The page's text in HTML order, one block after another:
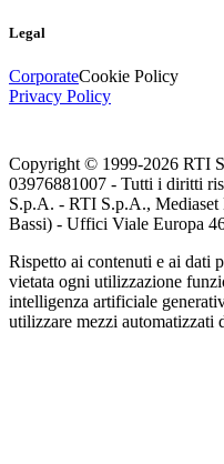
Legal
CorporateCookie Policy
Privacy Policy
Copyright © 1999-2026 RTI
03976881007 - Tutti i diritti
S.p.A. - RTI S.p.A., Mediaset
Bassi) - Uffici Viale Europa
Rispetto ai contenuti e ai dati
vietata ogni utilizzazione
intelligenza artificiale
utilizzare mezzi automatizzati